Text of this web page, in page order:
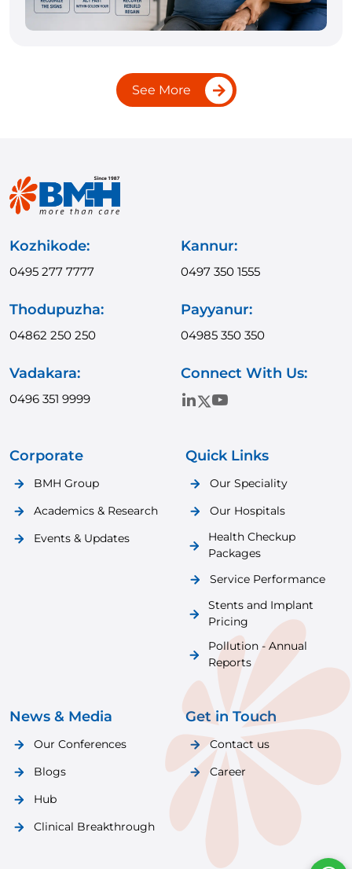
See More
Kozhikode:
0495 277 7777
Kannur:
0497 350 1555
Thodupuzha:
04862 250 250
Payyanur:
04985 350 350
Vadakara:
0496 351 9999
Connect With Us:
Corporate
BMH Group
Academics & Research
Events & Updates
Quick Links
Our Speciality
Our Hospitals
Health Checkup
Packages
Service Performance
Stents and Implant
Pricing
Pollution - Annual
Reports
News & Media
Our Conferences
Blogs
Hub
Clinical Breakthrough
Get in Touch
Contact us
Career